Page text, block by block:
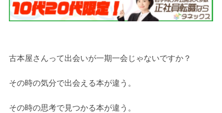
古本屋さんって出会いが一期一会じゃないですか？
その時の気分で出会える本が違う。
その時の思考で見つかる本が違う。